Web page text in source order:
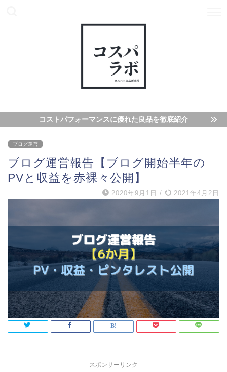
コストパフォーマンスに優れた良品を徹底紹介
ブログ運営
ブログ運営報告【ブログ開始半年の
PVと収益を赤裸々公開】
2020年9月1日 / 2021年4月2日
スポンサーリンク